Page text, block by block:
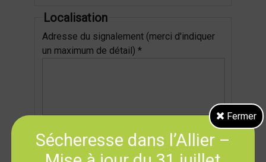
Localisation
Adresse du signalement (merci d'indiquer
un maximum de détail) *
Fermer
Sécheresse dans l’Allier –